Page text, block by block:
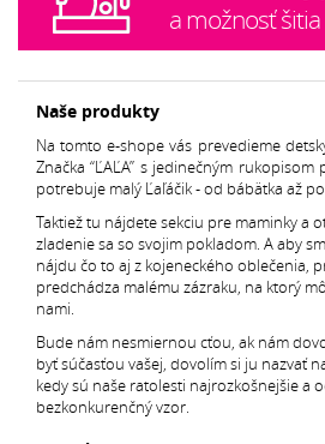
a možnosť
Naše produkty
Na tomto e-shope vás prevedieme
Značka “ĽAĽA” s jedinečným
potrebuje malý Ľaľáčik - od bábätka až
Taktiež tu nájdete sekciu pre maminky a
zladenie sa so svojim pokladom. A aby
nájdu čo to aj z kojeneckého oblečenia,
predchádza malému zázraku, na ktorý
nami.
Bude nám nesmiernou cťou, ak nám
byť súčasťou vašej, dovolím si ju nazvať
kedy sú naše ratolesti najrozkošnejšie a
bezkonkurenčný vzor.